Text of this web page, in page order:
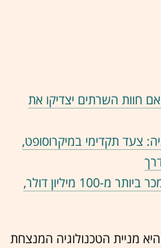
חוות השרתים יצדיקו את
צעד תקדימי במיקרוסופט,
הסטארט-אפ הישראלי שנמכר ביותר מ-100 מיליון דולר,
מניית הטכנולוגיה המנצחת